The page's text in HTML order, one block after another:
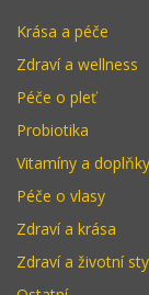
Krása a péče
Zdraví a wellness
Péče o pleť
Probiotika
Vitamíny a doplňky
Péče o vlasy
Zdraví a krása
Zdraví a životní